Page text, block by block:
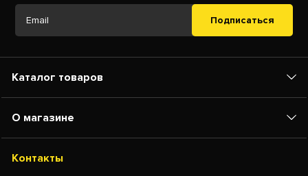
Подписаться
Каталог товаров
О магазине
Контакты